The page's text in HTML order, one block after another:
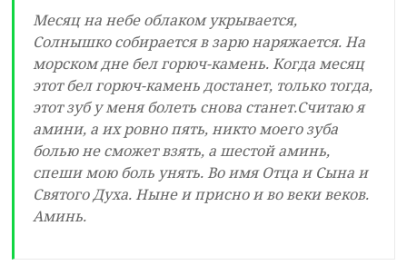
Месяц на небе облаком укрывается,
Солнышко собирается в зарю наряжается. На
морском дне бел горюч-камень. Когда месяц
этот бел горюч-камень достанет, только тогда,
этот зуб у меня болеть снова станет.Считаю я
амини, а их ровно пять, никто моего зуба
болью не сможет взять, а шестой аминь,
спеши мою боль унять. Во имя Отца и Сына и
Святого Духа. Ныне и присно и во веки веков.
Аминь.